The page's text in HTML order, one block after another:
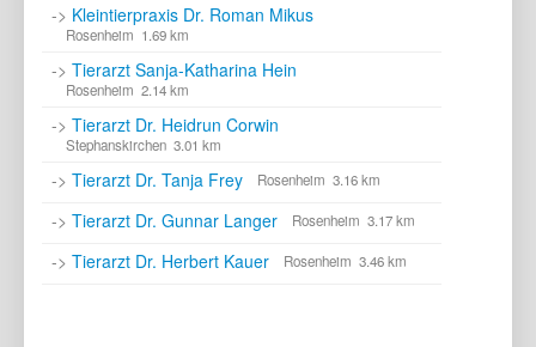
-> Kleintierpraxis Dr. Roman Mikus
Rosenheim 1.69 km
-> Tierarzt Sanja-Katharina Hein
Rosenheim 2.14 km
-> Tierarzt Dr. Heidrun Corwin
Stephanskirchen 3.01 km
-> Tierarzt Dr. Tanja Frey Rosenheim 3.16 km
-> Tierarzt Dr. Gunnar Langer Rosenheim 3.17 km
-> Tierarzt Dr. Herbert Kauer Rosenheim 3.46 km